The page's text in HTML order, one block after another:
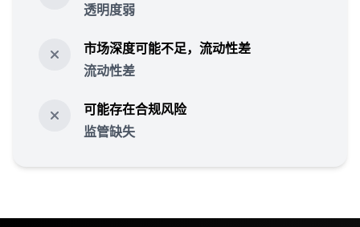
透明度弱
市场深度可能不足，流动性差
流动性差
可能存在合规风险
监管缺失